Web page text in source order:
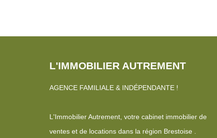
L'IMMOBILIER AUTREMENT
AGENCE FAMILIALE & INDÉPENDANTE !
L'Immobilier Autrement, votre cabinet immobilier de
ventes et de locations dans la région Brestoise .